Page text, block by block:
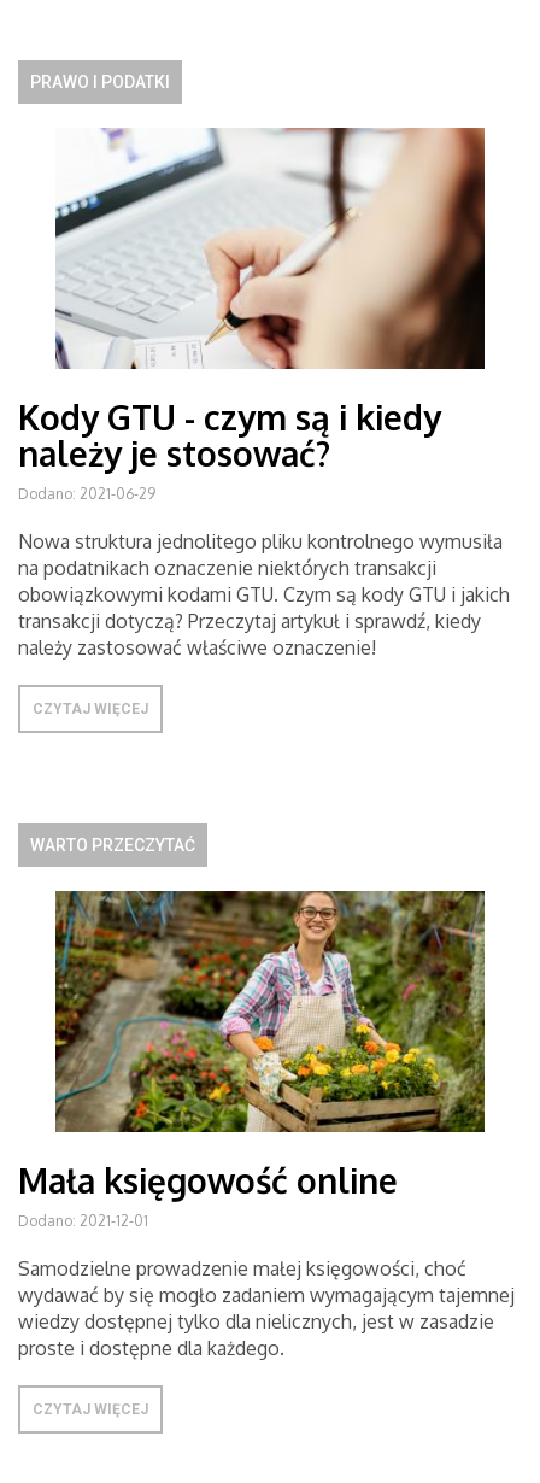
PRAWO I PODATKI
Kody GTU - czym są i kiedy
należy je stosować?
Dodano: 2021-06-29
Nowa struktura jednolitego pliku kontrolnego wymusiła
na podatnikach oznaczenie niektórych transakcji
obowiązkowymi kodami GTU. Czym są kody GTU i jakich
transakcji dotyczą? Przeczytaj artykuł i sprawdź, kiedy
należy zastosować właściwe oznaczenie!
CZYTAJ WIĘCEJ
WARTO PRZECZYTAĆ
Mała księgowość online
Dodano: 2021-12-01
Samodzielne prowadzenie małej księgowości, choć
wydawać by się mogło zadaniem wymagającym tajemnej
wiedzy dostępnej tylko dla nielicznych, jest w zasadzie
proste i dostępne dla każdego.
CZYTAJ WIĘCEJ